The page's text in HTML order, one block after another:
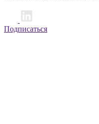
Подписаться